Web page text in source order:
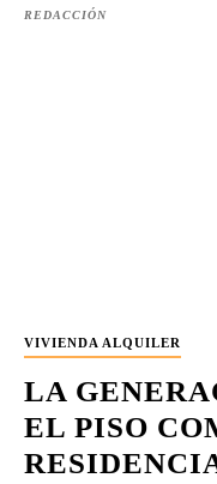
REDACCIÓN
VIVIENDA ALQUILER
LA
EL PISO